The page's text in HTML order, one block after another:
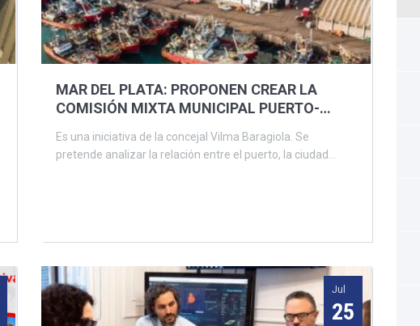
MAR DEL PLATA: PROPONEN CREAR LA
COMISIÓN MIXTA MUNICIPAL PUERTO-
Es una iniciativa de la concejal Vilma Baragiola. Se
pretende analizar la relación entre el puerto, la ciudad...
Jul
25